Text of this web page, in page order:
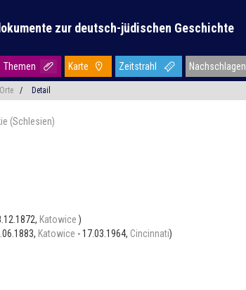
zur deutsch-jüdischen Geschichte
Themen Karte Zeitstrahl Nachschlagen
Orte / Detail
(Schlesien)
Katowice )
Katowice - 17.03.1964, Cincinnati)